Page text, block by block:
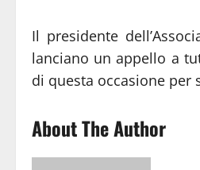
Il presidente
lanciano un appello a
di questa occasione per
About The Author